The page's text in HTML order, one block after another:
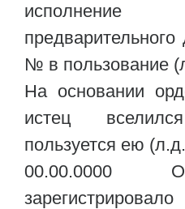
предварительного
№ в пользование
На основании
истец
пользуется ею
00.00.0000